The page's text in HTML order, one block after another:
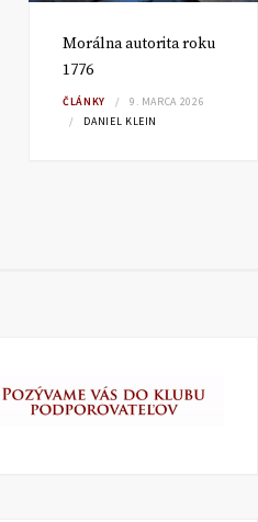
Morálna autorita roku
1776
ČLÁNKY
9. MARCA 2026
DANIEL KLEIN